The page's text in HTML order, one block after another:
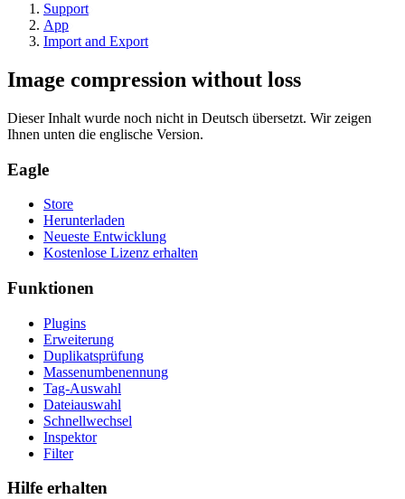
Support
App
Import and Export
Image compression without loss
Dieser Inhalt wurde noch nicht in Deutsch übersetzt. Wir zeigen
Ihnen unten die englische Version.
Eagle
Store
Herunterladen
Neueste Entwicklung
Kostenlose Lizenz erhalten
Funktionen
Plugins
Erweiterung
Duplikatsprüfung
Massenumbenennung
Tag-Auswahl
Dateiauswahl
Schnellwechsel
Inspektor
Filter
Hilfe erhalten